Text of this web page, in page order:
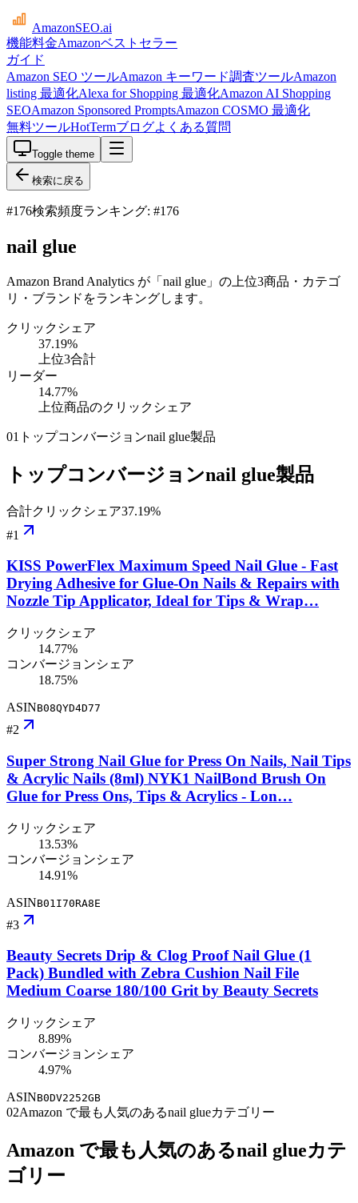
AmazonSEO.ai
機能料金Amazonベストセラー
ガイド
Amazon SEO ツールAmazon キーワード調査ツールAmazon
listing 最適化Alexa for Shopping 最適化Amazon AI Shopping
SEOAmazon Sponsored PromptsAmazon COSMO 最適化
無料ツールHotTermブログよくある質問
Toggle theme
検索に戻る
#176検索頻度ランキング: #176
nail glue
Amazon Brand Analytics が「nail glue」の上位3商品・カテゴ
リ・ブランドをランキングします。
クリックシェア
37.19%
上位3合計
リーダー
14.77%
上位商品のクリックシェア
01 トップコンバージョンnail glue製品
トップコンバージョンnail glue製品
合計クリックシェア37.19%
#1
KISS PowerFlex Maximum Speed Nail Glue - Fast
Drying Adhesive for Glue-On Nails & Repairs with
Nozzle Tip Applicator, Ideal for Tips & Wrap…
クリックシェア
14.77%
コンバージョンシェア
18.75%
ASINB08QYD4D77
#2
Super Strong Nail Glue for Press On Nails, Nail Tips
& Acrylic Nails (8ml) NYK1 NailBond Brush On
Glue for Press Ons, Tips & Acrylics - Lon…
クリックシェア
13.53%
コンバージョンシェア
14.91%
ASINB01I70RA8E
#3
Beauty Secrets Drip & Clog Proof Nail Glue (1
Pack) Bundled with Zebra Cushion Nail File
Medium Coarse 180/100 Grit by Beauty Secrets
クリックシェア
8.89%
コンバージョンシェア
4.97%
ASINB0DV2252GB
02Amazon で最も人気のあるnail glueカテゴリー
Amazon で最も人気のあるnail glueカテ
ゴリー